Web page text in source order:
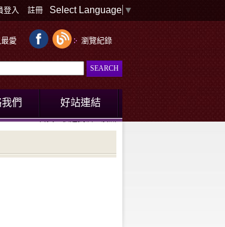
Select Language ▼
登入 註冊
愛 瀏覽紀錄
們 好站連結
首頁 快速找酒 澳洲